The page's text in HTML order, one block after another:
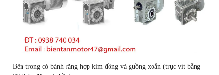
Bên trong có bánh răng hợp kim đồng và guồng xoắn (trục vít bằng